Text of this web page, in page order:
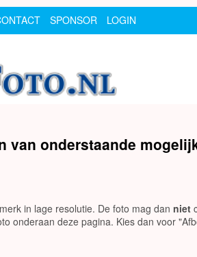
SPONSOR LOGIN
van onderstaande
in lage resolutie. De foto mag dan niet
onderaan deze pagina. Kies dan voor